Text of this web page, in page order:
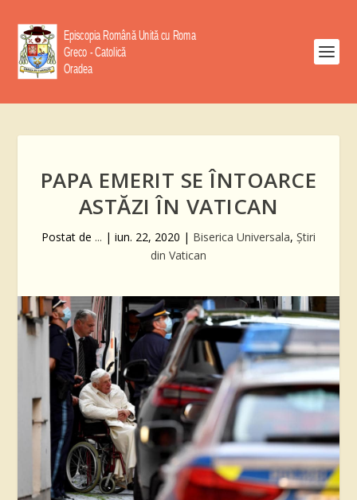
PAPA EMERIT SE ÎNTOARCE
ASTĂZI ÎN VATICAN
Postat de ... | iun. 22, 2020 | Biserica Universala, Știri
din Vatican